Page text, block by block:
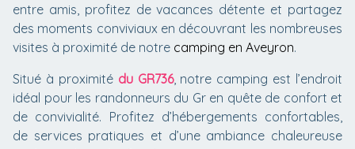
entre amis, profitez de vacances détente et partagez
des moments conviviaux en découvrant les nombreuses
visites à proximité de notre camping en Aveyron.
Situé à proximitédu GR736, notre camping est l’endroit
idéal pour les randonneurs du Gr en quête de confort et
de convivialité. Profitez d’hébergements confortables,
de services pratiques et d’une ambiance chaleureuse